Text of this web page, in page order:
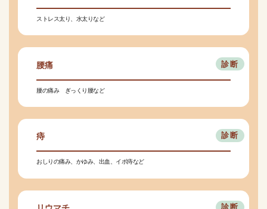
ストレス太り、水太りなど
腰痛
腰の痛み ぎっくり腰など
痔
おしりの痛み、かゆみ、出血、イボ痔など